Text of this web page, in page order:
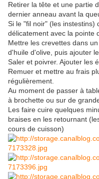
Retirer la tête et une partie
dernier anneau avant la
Si le "fil noir" (les instestins)
délicatement avec la pointe
Mettre les crevettes dans
d'huile d'olive, puis ajouter
Saler et poivrer. Ajouter les
Remuer et mettre au frais
régulièrement.
Au moment de passer à
à brochette ou sur de
Les faire cuire quelques
braises en les retournant
cours de cuisson)